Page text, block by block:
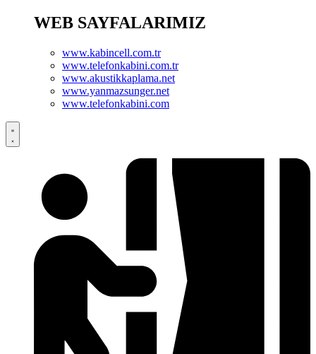
WEB SAYFALARIMIZ
www.kabincell.com.tr
www.telefonkabini.com.tr
www.akustikkaplama.net
www.yanmazsunger.net
www.telefonkabini.com